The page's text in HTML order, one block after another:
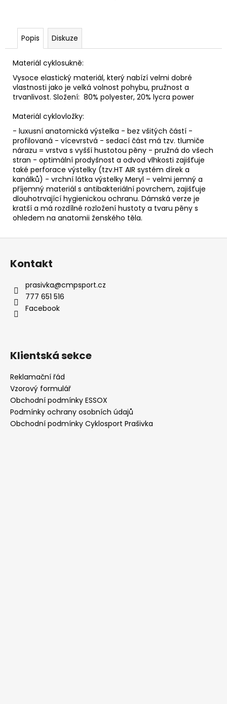
Popis Diskuze
Materiál cyklosukně:
Vysoce elastický materiál, který nabízí velmi dobré
vlastnosti jako je velká volnost pohybu, pružnost a
trvanlivost. Složení: 80% polyester, 20% lycra power
Materiál cyklovložky:
- luxusní anatomická výstelka - bez všitých částí -
profilovaná - vícevrstvá - sedací část má tzv. tlumiče
nárazu = vrstva s vyšší hustotou pěny - pružná do všech
stran - optimální prodyšnost a odvod vlhkosti zajišťuje
také perforace výstelky (tzv.HT AIR systém dírek a
kanálků) - vrchní látka výstelky Meryl – velmi jemný a
příjemný materiál s antibakteriální povrchem, zajišťuje
dlouhotrvající hygienickou ochranu. Dámská verze je
kratší a má rozdílné rozložení hustoty a tvaru pěny s
ohledem na anatomii ženského těla.
Kontakt
prasivka@cmpsport.cz
777 651 516
Facebook
Klientská sekce
Reklamační řád
Vzorový formulář
Obchodní podmínky ESSOX
Podmínky ochrany osobních údajů
Obchodní podmínky Cyklosport Prašivka